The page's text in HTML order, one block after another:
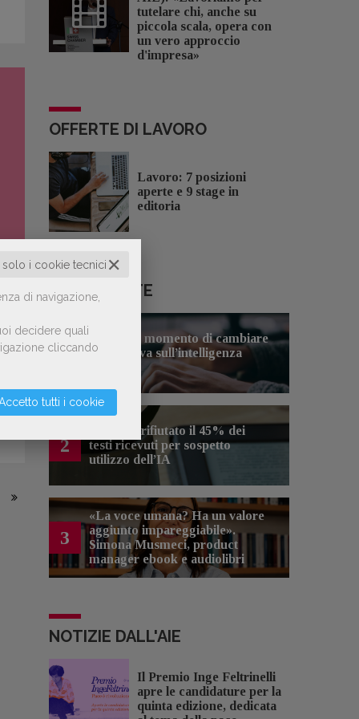
✕
i cookie tecnici
di navigazione,
decidere quali
cliccando
tutti i cookie
tutelare chi, anche su
piccola scala, opera con
un vero approccio
d'impresa»
OFFERTE DI LAVORO
Lavoro: 7 posizioni
aperte e 9 stage in
editoria
LE PIÙ LETTE
1
Forse è il momento di cambiare
prospettiva sull’intelligenza
2
Kobo ha rifiutato il 45% dei
testi ricevuti per sospetto
utilizzo dell’IA
3
«La voce umana? Ha un valore
aggiunto impareggiabile».
Simona Musmeci, product
manager ebook e audiolibri
NOTIZIE DALL'AIE
Il Premio Inge Feltrinelli
apre le candidature per la
quinta edizione, dedicata